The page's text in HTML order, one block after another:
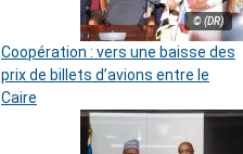
© (DR)
Coopération : vers une baisse des
prix de billets d’avions entre le
Caire